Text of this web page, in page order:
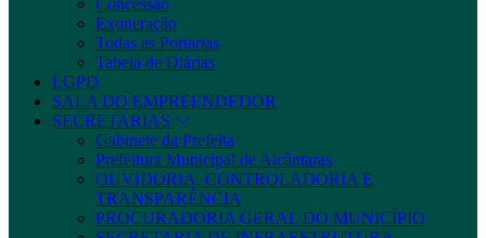
Exoneração
Todas as Portarias
Tabela de Diárias
LGPD
SALA DO EMPREENDEDOR
SECRETARIAS
Gabinete da Prefeita
Prefeitura Municipal de Alcântaras
OUVIDORIA, CONTROLADORIA E
TRANSPARÊNCIA
PROCURADORIA GERAL DO MUNICÍPIO